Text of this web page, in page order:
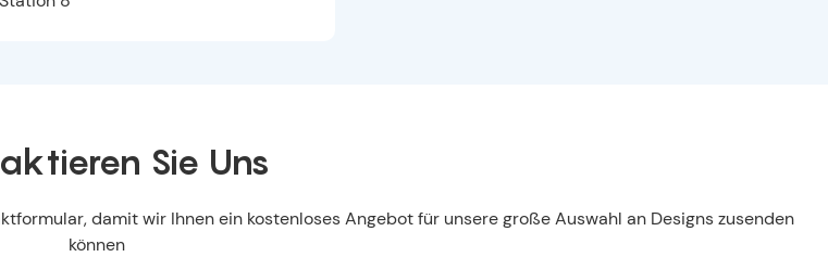
Sie Uns
damit wir Ihnen ein kostenloses Angebot für unsere große Auswahl an Designs zusenden
können